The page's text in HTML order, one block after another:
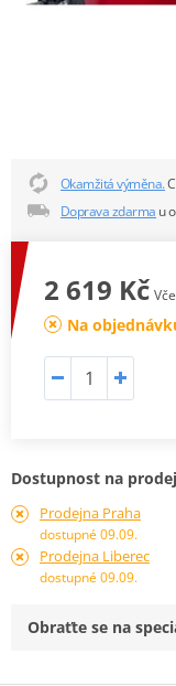
Okamžitá výměna.
Doprava zdarma u
2 619 Kč
Na
Dostupnost na
Prodejna Praha
dostupné 09.09.
Prodejna Liberec
dostupné 09.09.
Obraťte se na